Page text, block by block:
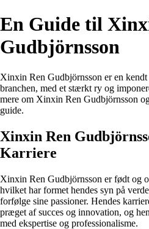
En Guide til
Gudbjörnsson
Xinxin Ren Gudbjörnsson er en
branchen, med et stærkt ry og
mere om Xinxin Ren Gudbjörnsson
guide.
Xinxin Ren
Karriere
Xinxin Ren Gudbjörnsson er født og
hvilket har formet hendes syn på
forfølge sine passioner. Hendes
præget af succes og innovation, og
med ekspertise og professionalisme.